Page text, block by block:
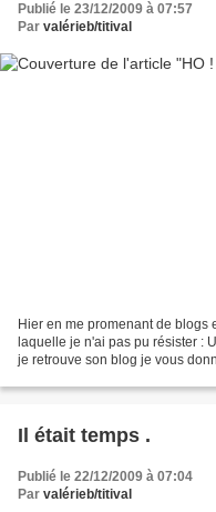
Publié le 23/12/2009 à 07:57
Par valérieb/titival
Hier en me promenant de blogs
laquelle je n'ai pas pu résister :
je retrouve son blog je vous
Il était temps .
Publié le 22/12/2009 à 07:04
Par valérieb/titival